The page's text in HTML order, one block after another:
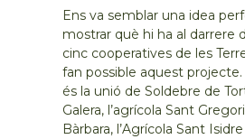
Ens va semblar una idea
mostrar què hi ha al darrere
cinc cooperatives de les
fan possible aquest
és la unió de Soldebre de
Galera, l’agrícola Sant
Bàrbara, l’Agrícola Sant